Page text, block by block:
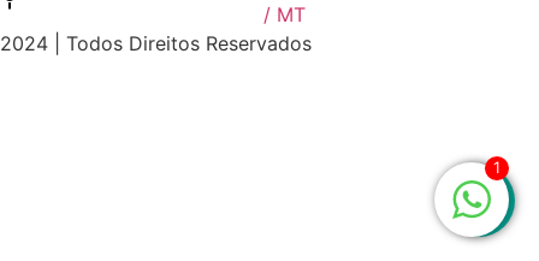
/ MT
2024 | Todos Direitos Reservados
1